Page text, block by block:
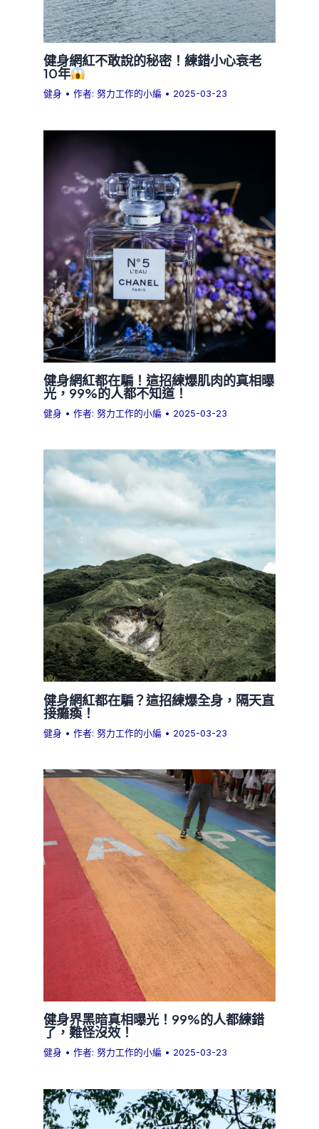
健身網紅不敢說的秘密！練錯小心衰老
10年
健身 • 作者:努力工作的小編 • 2025-03-23
健身網紅都在騙！這招練爆肌肉的真相曝
光，99%的人都不知道！
健身 • 作者:努力工作的小編 • 2025-03-23
健身網紅都在騙？這招練爆全身，隔天直
接癱瘓！
健身 • 作者:努力工作的小編 • 2025-03-23
健身界黑暗真相曝光！99%的人都練錯
了，難怪沒效！
健身 • 作者:努力工作的小編 • 2025-03-23